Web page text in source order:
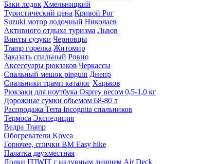
Баки лодок Хмельницкий
Туристический цена Кривой Рог
Suzuki мотор лодочный Николаев
Активного отдыха туризма Львов
Винты сузуки Черновцы
Tramp горелка Житомир
Заказать спальный Ровно
Аксессуары рюкзаков Черкассы
Спальный мешок pinguin Днепр
Спальники трамп каталог Харьков
Рюкзаки для ноутбука Osprey весом 0,5-1,0 кг
Дорожные сумки обьемом 68-80 л
Распродажа Terra Incognita спальников
Термоса Экспедиция
Ведра Tramp
Обогреватели Kovea
Горючее, спички BM Easy hike
Палатка двухместная
Лодки ITIWIT с надувным днищем Air Deck